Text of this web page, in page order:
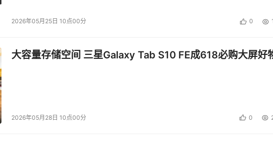
2026年05月25日 10点00分 0
大容量存储空间 三星Galaxy Tab S10 FE成618必购大屏好
2026年05月28日 10点00分 0